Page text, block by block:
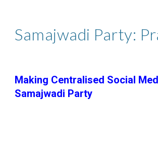
Samajwadi Party:
Making Centralised Social
Samajwadi Party